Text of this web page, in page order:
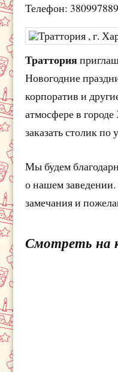
Телефон:
Траттория
Новогодние
корпоратив и
атмосфере в
заказать столик
Мы будем
о нашем
замечания и
Смотреть на